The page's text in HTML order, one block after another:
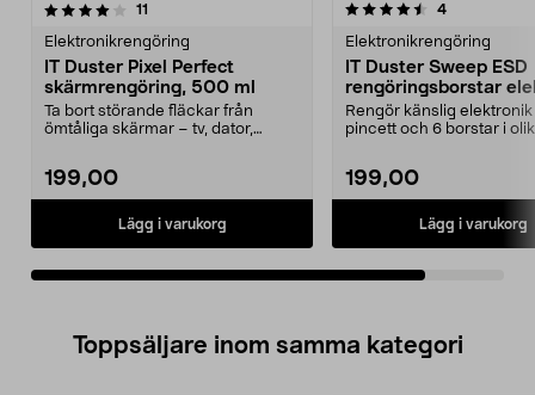
11
Elektronikrengöring
IT Duster Pixel Perfect
skärmrengöring, 500 ml
Ta bort störande fläckar från
ömtåliga skärmar – tv, dator,
199,00
Lägg i varukorg
4.5av 5 stjärnor 4recensioner
Elektronikrengöring
IT Duster Sweep ESD
rengöringsborstar
Rengör känslig elektronik
pincett och 6 borstar i
199,00
Lägg i varukorg
Toppsäljare inom samma kategori